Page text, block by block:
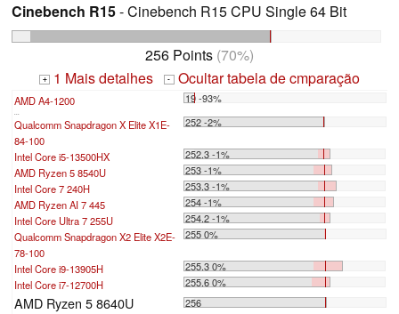
Cinebench R15- Cinebench R15 CPU Single 64 Bit
256 Points (70%)
+ 1 Mais detalhes - Ocultar tabela de cmparação
AMD A4-1200 19 -93%
...
Qualcomm Snapdragon X Elite X1E-
84-100
252 -2%
Intel Core i5-13500HX
252.3 -1%
AMD Ryzen 5 8540U
253 -1%
Intel Core 7 240H
253.3 -1%
AMD Ryzen AI 7 445
254 -1%
Intel Core Ultra 7 255U
254.2 -1%
Qualcomm Snapdragon X2 Elite X2E-
78-100
255 0%
Intel Core i9-13905H
255.3 0%
Intel Core i7-12700H
255.6 0%
AMD Ryzen 5 8640U 256